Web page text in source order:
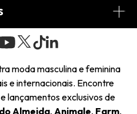
moda masculina e feminina
e internacionais. Encontre
lançamentos exclusivos de
Almeida, Animale, Farm,